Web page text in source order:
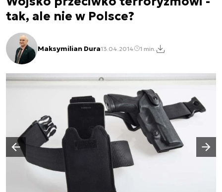
tak, ale nie w Polsce?
Maksymilian Dura13.04.2014 1 min.
Poprzedni slajd
Następny slajd